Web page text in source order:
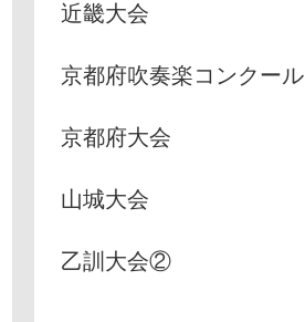
近畿大会
京都府吹奏楽コンクール
京都府大会
山城大会
乙訓大会②